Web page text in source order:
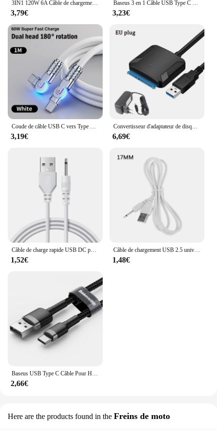
3IN1 120W 6A Câble de chargement super rapide pour iPhone Micro USB Type C Multi Quick Charger Data Ligne Rouleau Roller USB Câble de chargeur USB Câble USB FAST, FIOMI 6A USB TYPE C P30 Pro 120W Cordon de données du c
3,79€
Baseus 3 en 1 Câble USB Type C Câble pour Samsung S20 Xiaomi Mi 9 Câble pour iPhone 12X11 Pro Max Huawei Chargeur Câble
3,23€
Coude de câble USB C vers Type C, rotation résistante à 180 degrés, charge super rapide, Samsung S24, S23, S22 Ultra, Huawei, ordinateur portable, diviseur de données, 60W, PD
3,19€
Convertisseur d'adaptateur de disque dur SATA III, câble USB 3.0 vers SATA, disque dur SSD, disque dur HDD, adaptateur secteur 12V Pipeline, 2.5 ", 3.5"
6,69€
Câble de charge rapide USB DC pour masseurs rechargeables, adaptateur d'alimentation, remplacement, 2.5mm
1,52€
Câble de chargement USB 2.5 universel, cordon d'alimentation Mono Audio, broches 15/16/17/19mm
1,48€
Baseus USB Type C Câble Pour Huawei Honor Xiaomi Samsung Super Charge Charge Rapide USB C Chargeur Câble de Données Fil Cordon
2,66€
Here are the products found in the Freins de moto